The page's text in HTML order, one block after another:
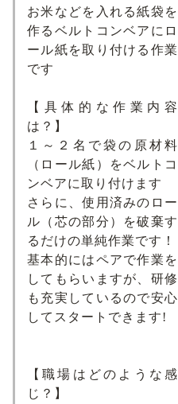
お米などを入れる紙袋を
作るベルトコンベアにロ
ール紙を取り付ける作業
です
【具体的な作業内容
は？】
１～２名で袋の原材料
（ロール紙）をベルトコ
ンベアに取り付けます
さらに、使用済みのロー
ル（芯の部分）を破棄す
るだけの単純作業です！
基本的にはペアで作業を
してもらいますが、研修
も充実しているので安心
してスタートできます!
【職場はどのような感
じ？】